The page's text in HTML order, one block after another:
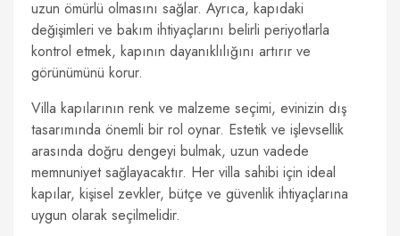
uzun ömürlü olmasını sağlar. Ayrıca, kapıdaki
değişimleri ve bakım ihtiyaçlarını belirli periyotlarla
kontrol etmek, kapının dayanıklılığını artırır ve
görünümünü korur.
Villa kapılarının renk ve malzeme seçimi, evinizin dış
tasarımında önemli bir rol oynar. Estetik ve işlevsellik
arasında doğru dengeyi bulmak, uzun vadede
memnuniyet sağlayacaktır. Her villa sahibi için ideal
kapılar, kişisel zevkler, bütçe ve güvenlik ihtiyaçlarına
uygun olarak seçilmelidir.